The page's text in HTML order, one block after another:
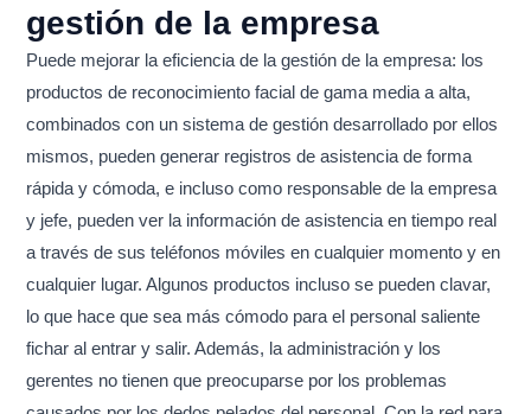
gestión de la empresa
Puede mejorar la eficiencia de la gestión de la empresa: los
productos de reconocimiento facial de gama media a alta,
combinados con un sistema de gestión desarrollado por ellos
mismos, pueden generar registros de asistencia de forma
rápida y cómoda, e incluso como responsable de la empresa
y jefe, pueden ver la información de asistencia en tiempo real
a través de sus teléfonos móviles en cualquier momento y en
cualquier lugar. Algunos productos incluso se pueden clavar,
lo que hace que sea más cómodo para el personal saliente
fichar al entrar y salir. Además, la administración y los
gerentes no tienen que preocuparse por los problemas